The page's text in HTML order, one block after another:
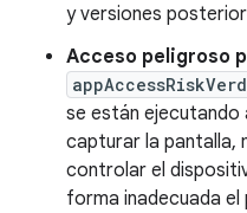
y versiones
Acceso peligroso
se están ejecutando
capturar la pantalla,
controlar el
forma inadecuada el